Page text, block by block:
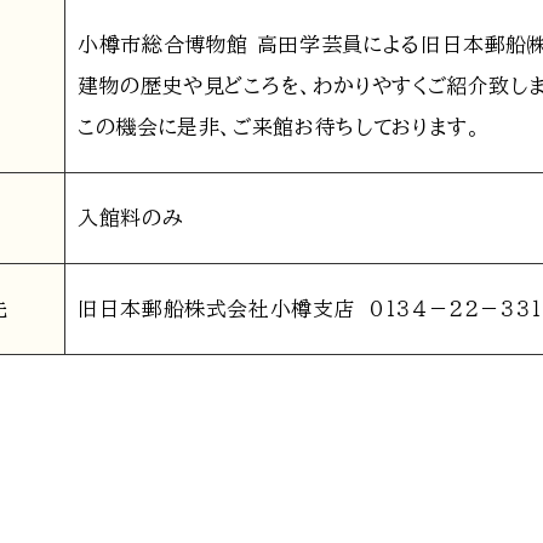
小樽市総合博物館 高田学芸員による旧日本郵船
建物の歴史や見どころを、わかりやすくご紹介致し
この機会に是非、ご来館お待ちしております。
入館料のみ
旧日本郵船株式会社小樽支店 ０１３４－２２－３３１